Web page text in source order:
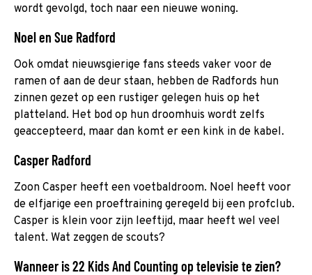
wordt gevolgd, toch naar een nieuwe woning.
Noel en Sue Radford
Ook omdat nieuwsgierige fans steeds vaker voor de
ramen of aan de deur staan, hebben de Radfords hun
zinnen gezet op een rustiger gelegen huis op het
platteland. Het bod op hun droomhuis wordt zelfs
geaccepteerd, maar dan komt er een kink in de kabel.
Casper Radford
Zoon Casper heeft een voetbaldroom. Noel heeft voor
de elfjarige een proeftraining geregeld bij een profclub.
Casper is klein voor zijn leeftijd, maar heeft wel veel
talent. Wat zeggen de scouts?
Wanneer is 22 Kids And Counting op televisie te zien?